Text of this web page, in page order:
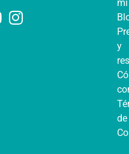
mi
y